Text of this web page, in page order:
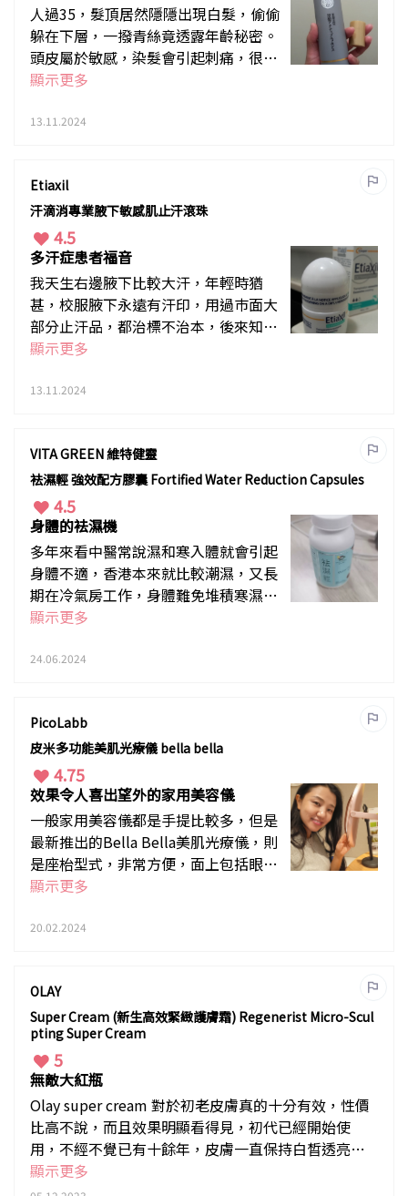
人過35，髮頂居然隱隱出現白髮，偷偷
躲在下層，一撥青絲竟透露年齡秘密。
頭皮屬於敏感，染髮會引起刺痛，很高
興現在有“反黑”科技，50惠這瓶精
感實在太舒適，洗頭後均勻擠在頭皮按
體感覺是濃黑青春感的頭髮。
顯示更多
13.11.2024
Etiaxil
汗滴消專業腋下敏感肌止汗滾珠
4.5
多汗症患者福音
我天生右邊腋下比較大汗，年輕時猶
甚，校服腋下永遠有汗印，用過巿面大
部分止汗品，都治標不治本，後來知道
可透過手術改善，但價格高昂，幸好有
腋下就可有效控制排汗，不黏膩的感
味，任何時候都可輕鬆舉高雙手。
顯示更多
13.11.2024
VITA GREEN 維特健靈
袪濕輕 強效配方膠囊 Fortified Water Reduction Capsules
4.5
身體的袪濕機
多年來看中醫常說濕和寒入體就會引起
身體不適，香港本來就比較潮濕，又長
期在冷氣房工作，身體難免堆積寒濕，
維特健靈除了五色靈芝出名，新出強效
就會明顯發現大便暢順多了，而且臉部
顯示更多
24.06.2024
PicoLabb
皮米多功能美肌光療儀 bella bella
4.75
效果令人喜出望外的家用美容儀
一般家用美容儀都是手提比較多，但是
最新推出的Bella Bella美肌光療儀，則
是座枱型式，非常方便，面上包括眼
周，頸部都可以全方位照射得到，頭12
向下望讓眼晴適應，然後尾12分鐘紅光
以擁有年輕美肌
顯示更多
20.02.2024
OLAY
Super Cream (新生高效緊緻護膚霜) Regenerist Micro-Scul
pting Super Cream
5
無敵大紅瓶
Olay super cream 對於初老皮膚真的十分有效，性價
比高不說，而且效果明顯看得見，初代已經開始使
用，不經不覺已有十餘年，皮膚一直保持白晳透亮，
細紋也比同齡人要少，比起專櫃品牌效果更好，如果
顯示更多